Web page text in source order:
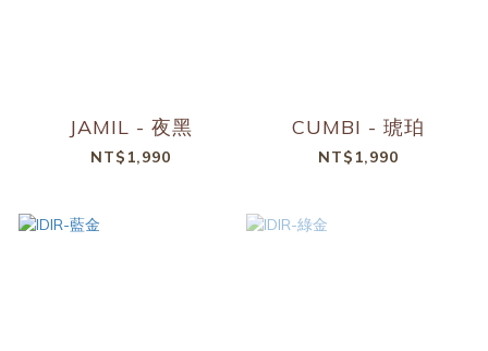
JAMIL - 夜黑
NT$1,990
CUMBI - 琥珀
NT$1,990